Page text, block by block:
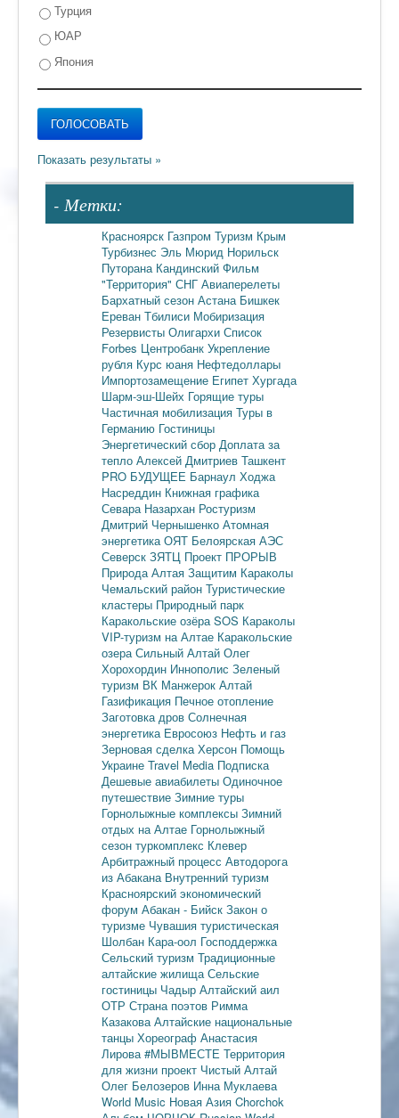
Турция
ЮАР
Япония
- Метки:
Красноярск Газпром Туризм Крым
Турбизнес Эль Мюрид Норильск
Путорана Кандинский Фильм
"Территория" СНГ Авиаперелеты
Бархатный сезон Астана Бишкек
Ереван Тбилиси Мобиризация
Резервисты Олигархи Список
Forbes Центробанк Укрепление
рубля Курс юаня Нефтедоллары
Импортозамещение Египет Хургада
Шарм-эш-Шейх Горящие туры
Частичная мобилизация Туры в
Германию Гостиницы
Энергетический сбор Доплата за
тепло Алексей Дмитриев Ташкент
PRO БУДУЩЕЕ Барнаул Ходжа
Насреддин Книжная графика
Севара Назархан Ростуризм
Дмитрий Чернышенко Атомная
энергетика ОЯТ Белоярская АЭС
Северск ЗЯТЦ Проект ПРОРЫВ
Природа Алтая Защитим Караколы
Чемальский район Туристические
кластеры Природный парк
Каракольские озёра SOS Караколы
VIP-туризм на Алтае Каракольские
озера Сильный Алтай Олег
Хорохордин Иннополис Зеленый
туризм ВК Манжерок Алтай
Газификация Печное отопление
Заготовка дров Солнечная
энергетика Евросоюз Нефть и газ
Зерновая сделка Херсон Помощь
Украине Travel Media Подписка
Дешевые авиабилеты Одиночное
путешествие Зимние туры
Горнолыжные комплексы Зимний
отдых на Алтае Горнолыжный
сезон туркомплекс Клевер
Арбитражный процесс Автодорога
из Абакана Внутренний туризм
Красноярский экономический
форум Абакан - Бийск Закон о
туризме Чувашия туристическая
Шолбан Кара-оол Господдержка
Сельский туризм Традиционные
алтайские жилища Сельские
гостиницы Чадыр Алтайский аил
ОТР Страна поэтов Римма
Казакова Алтайские национальные
танцы Хореограф Анастасия
Лирова #МЫВМЕСТЕ Территория
для жизни проект Чистый Алтай
Олег Белозеров Инна Муклаева
World Music Новая Азия Chorchok